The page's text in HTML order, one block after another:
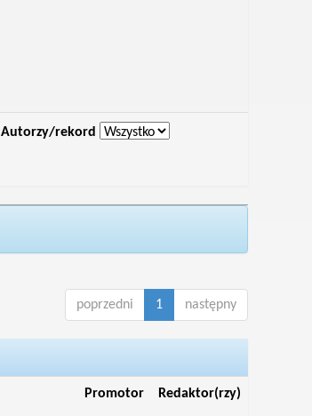
Autorzy/rekord
poprzedni 1 następny
Promotor Redaktor(rzy)